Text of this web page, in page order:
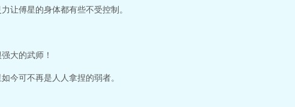
让傅星的身体都有些不受控制。
大的武师！
今可不再是人人拿捏的弱者。